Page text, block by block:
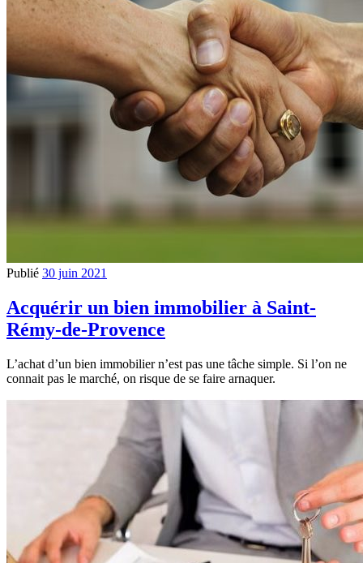
Publié 30 juin 2021
Acquérir un bien immobilier à Saint-
Rémy-de-Provence
L’achat d’un bien immobilier n’est pas une tâche simple. Si l’on ne
connait pas le marché, on risque de se faire arnaquer.